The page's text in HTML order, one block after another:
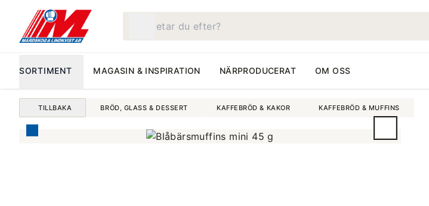
SORTIMENT MAGASIN & INSPIRATION NÄRPRODUCERAT OM OSS
TILLBAKA BRÖD, GLASS & DESSERT KAFFEBRÖD & KAKOR KAFFEBRÖD & MUFFINS